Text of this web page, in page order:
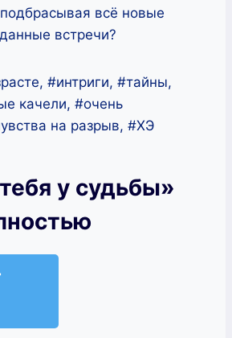
всё новые
встречи?
#интриги, #тайны,
качели, #очень
на разрыв, #ХЭ
у судьбы»